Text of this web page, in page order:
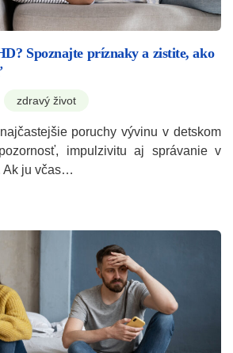
Spoznajte príznaky a zistite, ako
zdravý život
poruchy vývinu v detskom
impulzivitu aj správanie v
Ak ju včas…